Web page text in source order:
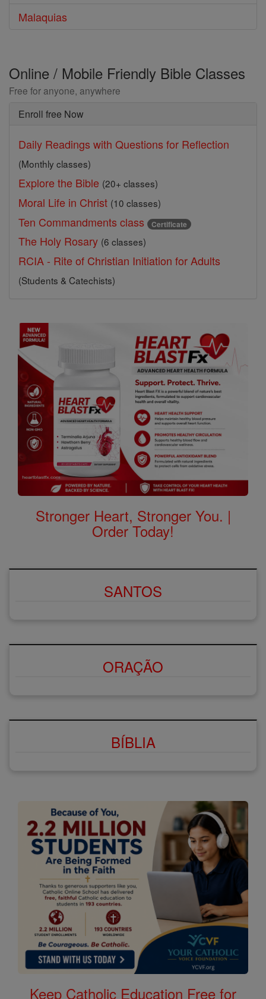
Malaquias
Online / Mobile Friendly Bible Classes
Free for anyone, anywhere
Enroll free Now
Daily Readings with Questions for Reflection
(Monthly classes)
Explore the Bible (20+ classes)
Moral Life in Christ (10 classes)
Ten Commandments class Certificate
The Holy Rosary (6 classes)
RCIA - Rite of Christian Initiation for Adults
(Students & Catechists)
Stronger Heart, Stronger You. |
Order Today!
SANTOS
ORAÇÃO
BÍBLIA
Keep Catholic Education Free for